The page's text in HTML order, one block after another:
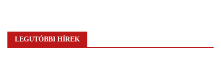
LEGUTÓBBI HÍREK